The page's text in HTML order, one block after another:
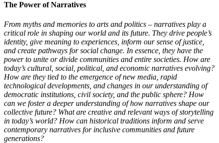
The Power of Narratives
From myths and memories to arts and politics – narratives play a
critical role in shaping our world and its future. They drive people’s
identity, give meaning to experiences, inform our sense of justice,
and create pathways for social change. In essence, they have the
power to unite or divide communities and entire societies. How are
today’s cultural, social, political, and economic narratives evolving?
How are they tied to the emergence of new media, rapid
technological developments, and changes in our understanding of
democratic institutions, civil society, and the public sphere? How
can we foster a deeper understanding of how narratives shape our
collective future? What are creative and relevant ways of storytelling
in today’s world? How can historical traditions inform and serve
contemporary narratives for inclusive communities and future
generations?